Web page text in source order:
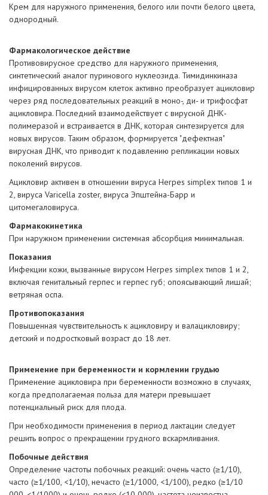
Крем для наружного применения, белого или почти белого цвета,
однородный.
Фармакологическое действие
Противовирусное средство для наружного применения,
синтетический аналог пуринового нуклеозида. Тимидинкиназа
инфицированных вирусом клеток активно преобразует ацикловир
через ряд последовательных реакций в моно-, ди- и трифосфат
ацикловира. Последний взаимодействует с вирусной ДНК-
полимеразой и встраивается в ДНК, которая синтезируется для
новых вирусов. Таким образом, формируется "дефектная"
вирусная ДНК, что приводит к подавлению репликации новых
поколений вирусов.
Ацикловир активен в отношении вируса Herpes simplex типов 1 и
2, вируса Varicella zoster, вируса Эпштейна-Барр и
цитомегаловируса.
Фармакокинетика
При наружном применении системная абсорбция минимальная.
Показания
Инфекции кожи, вызванные вирусом Herpes simplex типов 1 и 2,
включая генитальный герпес и герпес губ; опоясывающий лишай;
ветряная оспа.
Противопоказания
Повышенная чувствительность к ацикловиру и валацикловиру;
детский и подростковый возраст до 18 лет.
Применение при беременности и кормлении грудью
Применение ацикловира при беременности возможно в случаях,
когда предполагаемая польза для матери превышает
потенциальный риск для плода.
При необходимости применения в период лактации следует
решить вопрос о прекращении грудного вскармливания.
Побочные действия
Определение частоты побочных реакций: очень часто (≥1/10),
часто (≥1/100, <1/10), нечасто (≥1/1000, <1/100), редко (≥1/10